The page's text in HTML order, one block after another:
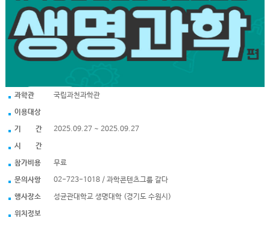
과학관
국립과천과학관
이용대상
기 간
2025.09.27 ~ 2025.09.27
시 간
참가비용
무료
문의사항
02-723-1018 / 과학콘텐츠그룹 갈다
행사장소
성균관대학교 생명대학 (경기도 수원시)
위치정보